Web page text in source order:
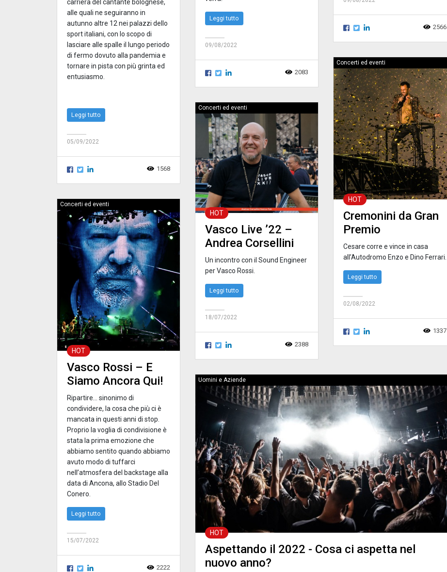
carriera del cantante bolognese,
alle quali ne seguiranno in
autunno altre 12 nei palazzi dello
sport italiani, con lo scopo di
lasciare alle spalle il lungo periodo
di fermo dovuto alla pandemia e
tornare in pista con più grinta ed
entusiasmo.
Leggi tutto
05/09/2022
1568
Leggi tutto
09/08/2022
2083
2566
Concerti ed eventi
HOT
Cremonini da Gran
Premio
Cesare corre e vince in casa
all’Autodromo Enzo e Dino Ferrari.
Leggi tutto
02/08/2022
1337
Concerti ed eventi
HOT
Vasco Live ’22 –
Andrea Corsellini
Un incontro con il Sound Engineer
per Vasco Rossi.
Leggi tutto
18/07/2022
2388
Concerti ed eventi
HOT
Vasco Rossi – E
Siamo Ancora Qui!
Ripartire… sinonimo di
condividere, la cosa che più ci è
mancata in questi anni di stop.
Proprio la voglia di condivisione è
stata la prima emozione che
abbiamo sentito quando abbiamo
avuto modo di tuffarci
nell’atmosfera del backstage alla
data di Ancona, allo Stadio Del
Conero.
Leggi tutto
15/07/2022
2222
Uomini e Aziende
HOT
Aspettando il 2022 - Cosa ci aspetta nel
nuovo anno?